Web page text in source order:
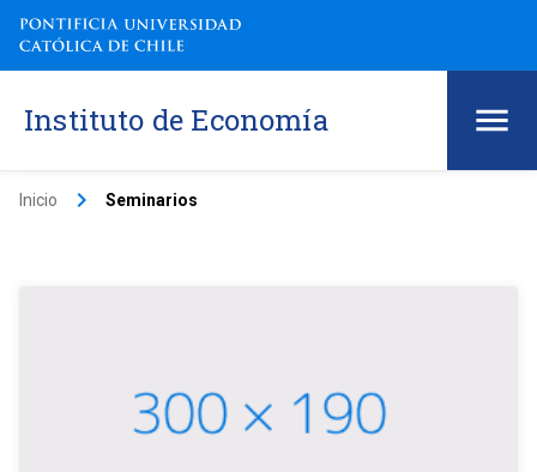
Instituto de Economía
Inicio keyboard_arrow_right Seminarios